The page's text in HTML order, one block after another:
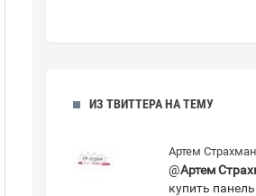
ИЗ ТВИТТЕРА НА ТЕМУ
Артем Страхман
@Артем
купить